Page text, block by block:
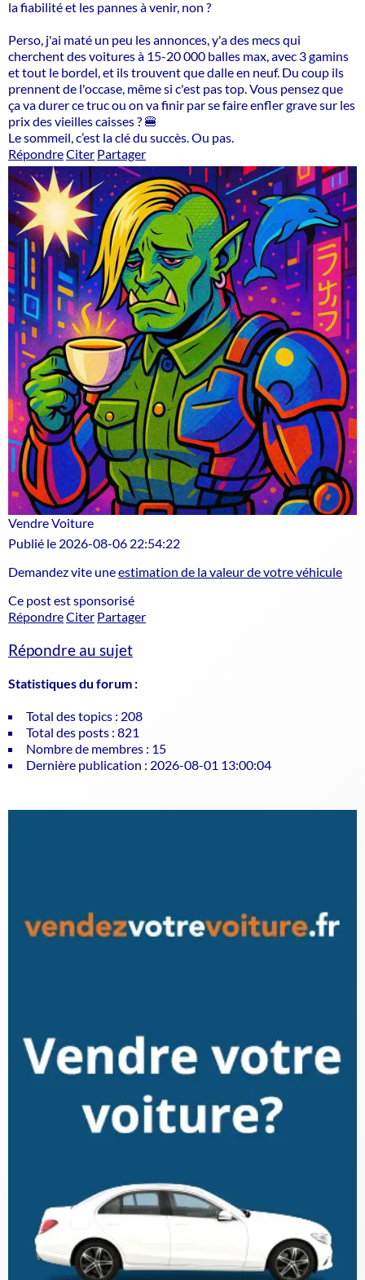
la fiabilité et les pannes à venir, non ?
Perso, j'ai maté un peu les annonces, y'a des mecs qui
cherchent des voitures à 15-20 000 balles max, avec 3 gamins
et tout le bordel, et ils trouvent que dalle en neuf. Du coup ils
prennent de l'occase, même si c'est pas top. Vous pensez que
ça va durer ce truc ou on va finir par se faire enfler grave sur les
prix des vieilles caisses ? 🍔
Le sommeil, c’est la clé du succès. Ou pas.
RépondreCiter Partager
Vendre Voiture
Publié le 2026-08-06 22:54:22
Demandez vite uneestimation de la valeur de votre véhicule
Ce post est sponsorisé
RépondreCiter Partager
Répondre au sujet
Statistiques du forum :
Total des topics : 208
Total des posts : 821
Nombre de membres : 15
Dernière publication : 2026-08-01 13:00:04